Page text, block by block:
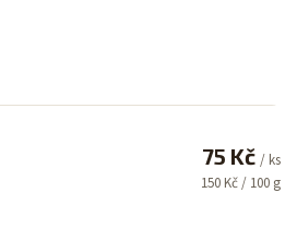
75 Kč / ks
150 Kč / 100 g